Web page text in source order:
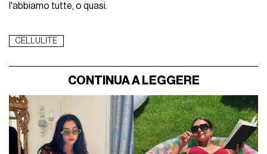
l'abbiamo tutte, o quasi.
CELLULITE
CONTINUA A LEGGERE